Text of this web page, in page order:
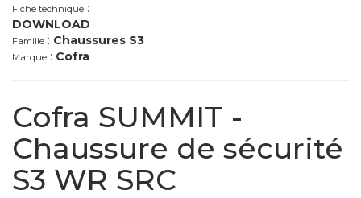
Fiche technique :
DOWNLOAD
Famille : Chaussures S3
Marque : Cofra
Cofra SUMMIT -
Chaussure de sécurité
S3 WR SRC